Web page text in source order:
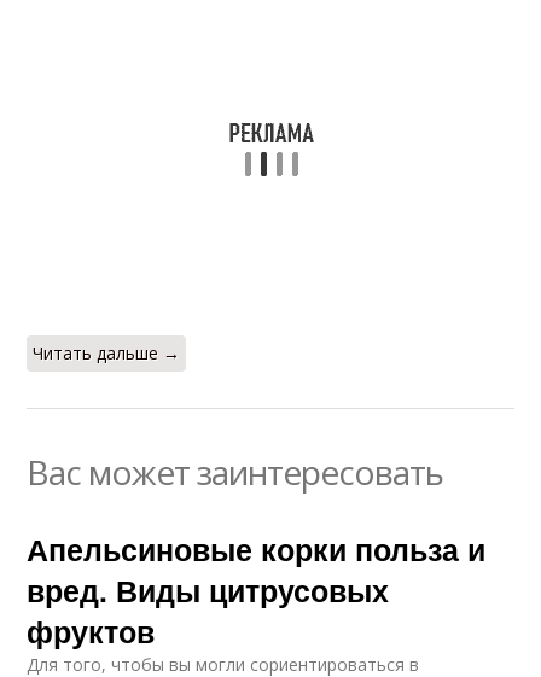
Читать дальше →
Вас может заинтересовать
Апельсиновые корки польза и
вред. Виды цитрусовых
фруктов
Для того, чтобы вы могли сориентироваться в